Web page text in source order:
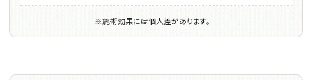
※施術効果には個人差があります。